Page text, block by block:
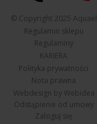
© Copyright 2025 Aquael
Regulamin sklepu
Regulaminy
KARIERA
Polityka prywatności
Nota prawna
Webdesign by Webidea
Odstąpienie od umowy
Zaloguj się